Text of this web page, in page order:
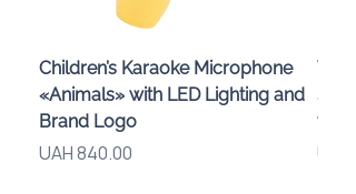
Children’s Karaoke Microphone
«Animals» with LED Lighting and
Brand Logo
Price
UAH 840.00
with
Price
UAH